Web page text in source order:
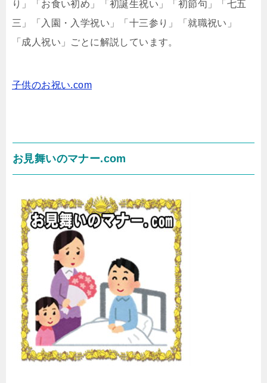
り」「お食い初め」「初誕生祝い」「初節句」「七五
三」「入園・入学祝い」「十三参り」「就職祝い」
「成人祝い」ごとに解説しています。
子供のお祝い.com
お見舞いのマナー.com